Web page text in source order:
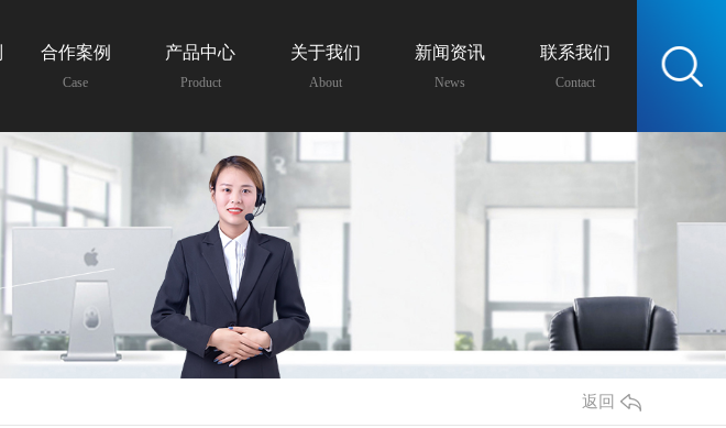
合作案例
Case
产品中心
Product
关于我们
About
新闻资讯
News
联系我们
Contact
服务热线：
返回